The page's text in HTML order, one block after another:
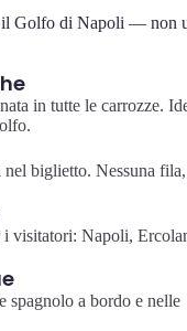
il Golfo di Napoli — non
in tutte le carrozze.
nel biglietto. Nessuna fila,
i visitatori: Napoli,
spagnolo a bordo e nelle